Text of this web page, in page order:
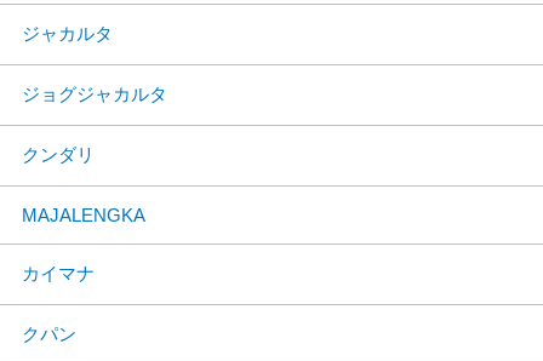
ジャカルタ
ジョグジャカルタ
クンダリ
MAJALENGKA
カイマナ
クパン